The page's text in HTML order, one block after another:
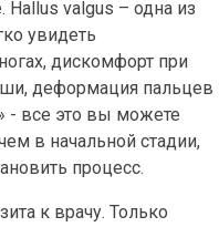
valgus – одна из
увидеть
дискомфорт при
деформация пальцев
- все это вы можете
в начальной стадии,
процесс.
к врачу. Только